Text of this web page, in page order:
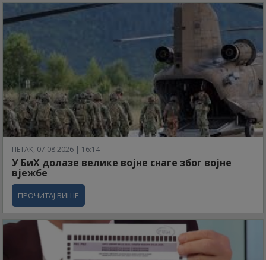
ПЕТАК, 07.08.2026 | 16:14
У БиХ долазе велике војне снаге због војне
вјежбе
ПРОЧИТАЈ ВИШЕ